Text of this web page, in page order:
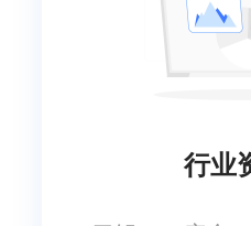
行业